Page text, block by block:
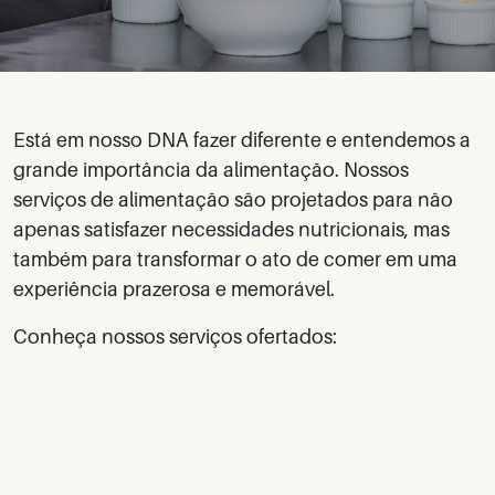
Está em nosso DNA fazer diferente e entendemos a
grande importância da alimentação. Nossos
serviços de alimentação são projetados para não
apenas satisfazer necessidades nutricionais, mas
também para transformar o ato de comer em uma
experiência prazerosa e memorável.
Conheça nossos serviços ofertados: